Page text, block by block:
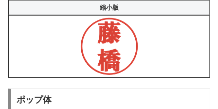
縮小版
ポップ体